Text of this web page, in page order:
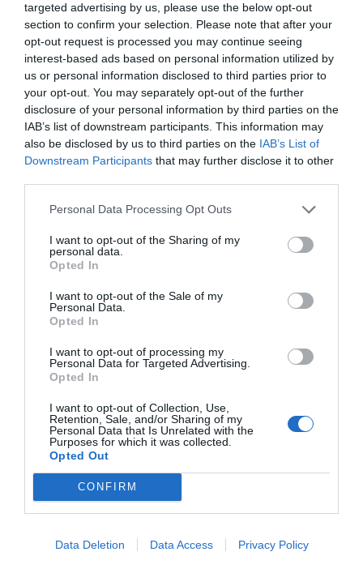
targeted advertising by us, please use the below opt-out
section to confirm your selection. Please note that after your
opt-out request is processed you may continue seeing
interest-based ads based on personal information utilized by
us or personal information disclosed to third parties prior to
your opt-out. You may separately opt-out of the further
disclosure of your personal information by third parties on the
IAB’s list of downstream participants. This information may
also be disclosed by us to third parties on the IAB’s List of
Downstream Participants that may further disclose it to other
Personal Data Processing Opt Outs
I want to opt-out of the Sharing of my
personal data.
Opted In
I want to opt-out of the Sale of my
Personal Data.
Opted In
I want to opt-out of processing my
Personal Data for Targeted Advertising.
Opted In
I want to opt-out of Collection, Use,
Retention, Sale, and/or Sharing of my
Personal Data that Is Unrelated with the
Purposes for which it was collected.
Opted Out
CONFIRM
Data Deletion Data Access Privacy Policy
Roccalumera
Rodì Milici
San Marco D'alunzio
San Piero Patti
Sant'agata Di Militello
Sant'alessio Siculo
Santa Domenica Vittoria
Santa Marina Salina
Santo Stefano Di Camastra
Taormina
Terme Vigliatore
Torregrotta
Główne miasta w prowincji
Alia
Altavilla Milicia
Bagheria
Bolognetta
Borgetto
Caltavuturo
Carini
Castelbuono
Cefalù
Cinisi
Gangi
Isola Delle Femmine
Palermo
Partinico
Petralia Soprana
Petralia Sottana